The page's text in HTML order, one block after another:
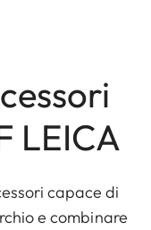
LEICA
capace di
e combinare